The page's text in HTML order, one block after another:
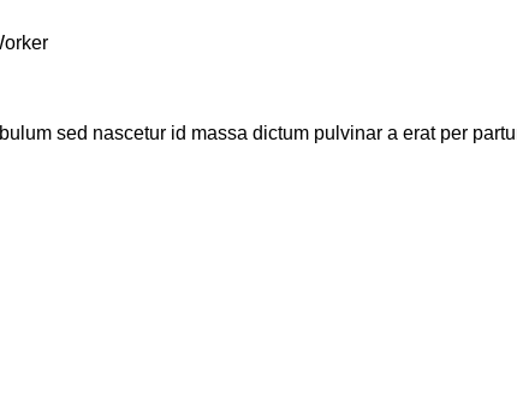
sed nascetur id massa dictum pulvinar a erat per